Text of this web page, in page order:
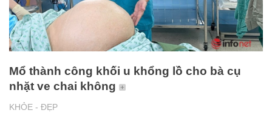
KHỎE - ĐẸP
Mổ thành công khối u khổng lồ cho bà cụ
nhặt ve chai không